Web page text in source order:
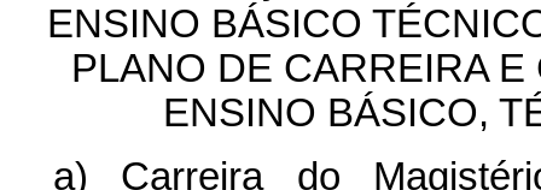
ENSINO BÁSICO
PLANO DE CARREIRA
ENSINO BÁSICO,
a) Carreira do